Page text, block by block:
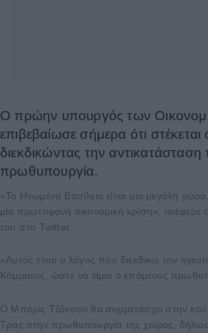
Ο πρώην υπουργός των
επιβεβαίωσε σήμερα ότι στέκεται
διεκδικώντας την αντικατάσταση
πρωθυπουργία.
«Το Ηνωμένο Βασίλειο είναι μία μεγάλη
μία πρωτοφανή οικονομική κρίση», ανέφερε
του στο Twitter.
«Αυτός είναι ο λόγος που διεκδικώ την
Κόμματος, ώστε να είμαι ο επόμενος
Ο Μπόρις Τζόνσον θα συμμετάσχει στην
Τρας στην πρωθυπουργία της χώρας,